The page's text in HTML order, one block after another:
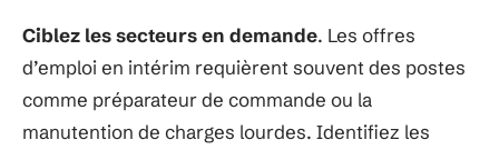
Ciblez les secteurs en demande. Les offres
d’emploi en intérim requièrent souvent des postes
comme préparateur de commande ou la
manutention de charges lourdes. Identifiez les